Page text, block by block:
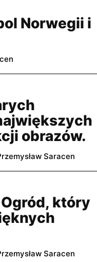
Norwegii i
obrazów.
Saracen
Ogród, który
Saracen